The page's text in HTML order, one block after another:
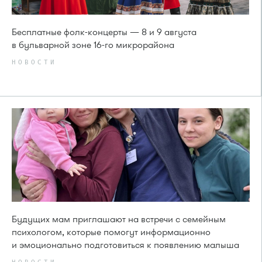
Бесплатные фолк-концерты — 8 и 9 августа
в бульварной зоне 16-го микрорайона
НОВОСТИ
Будущих мам приглашают на встречи с семейным
психологом, которые помогут информационно
и эмоционально подготовиться к появлению малыша